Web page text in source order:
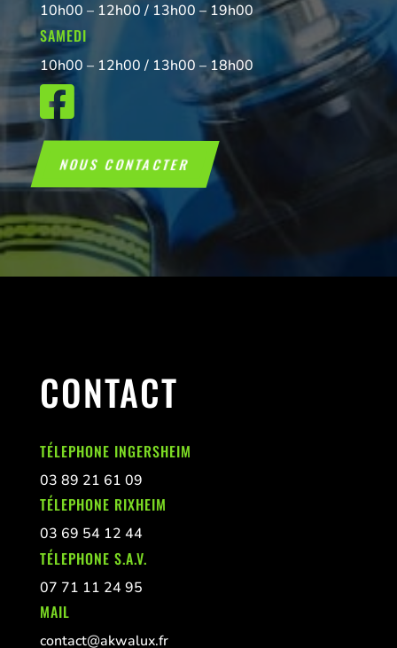
10h00 – 12h00 / 13h00 – 19h00
SAMEDI
10h00 – 12h00 / 13h00 – 18h00

NOUS CONTACTER
CONTACT
TÉLEPHONE INGERSHEIM
03 89 21 61 09
TÉLEPHONE RIXHEIM
03 69 54 12 44
TÉLEPHONE S.A.V.
07 71 11 24 95
MAIL
contact@akwalux.fr